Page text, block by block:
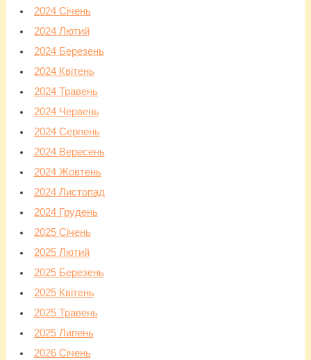
2024 Січень
2024 Лютий
2024 Березень
2024 Квітень
2024 Травень
2024 Червень
2024 Серпень
2024 Вересень
2024 Жовтень
2024 Листопад
2024 Грудень
2025 Січень
2025 Лютий
2025 Березень
2025 Квітень
2025 Травень
2025 Липень
2026 Січень